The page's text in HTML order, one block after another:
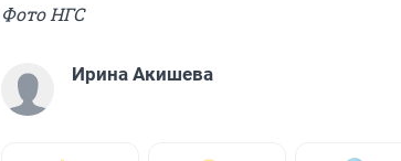
Фото НГС
Ирина Акишева